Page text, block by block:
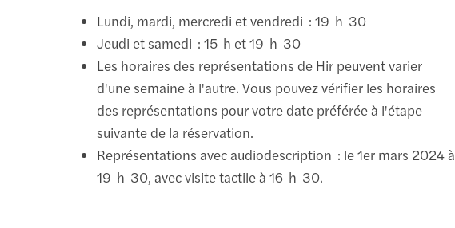
Lundi, mardi, mercredi et vendredi : 19 h 30
Jeudi et samedi : 15 h et 19 h 30
Les horaires des représentations de Hir peuvent varier
d'une semaine à l'autre. Vous pouvez vérifier les horaires
des représentations pour votre date préférée à l'étape
suivante de la réservation.
Représentations avec audiodescription : le 1er mars 2024 à
19 h 30, avec visite tactile à 16 h 30.